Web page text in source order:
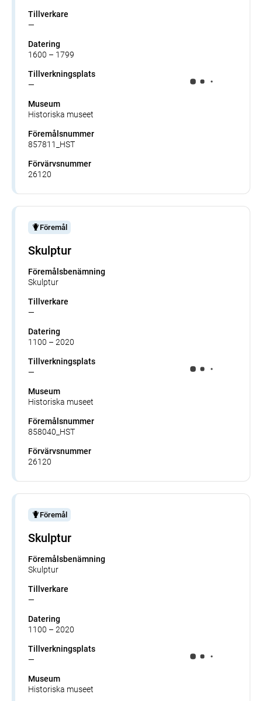
Tillverkare
—
Datering
1600 – 1799
Tillverkningsplats
—
Museum
Historiska museet
Föremålsnummer
857811_HST
Förvärvsnummer
26120
Föremål
Skulptur
Föremålsbenämning
Skulptur
Tillverkare
—
Datering
1100 – 2020
Tillverkningsplats
—
Museum
Historiska museet
Föremålsnummer
858040_HST
Förvärvsnummer
26120
Föremål
Skulptur
Föremålsbenämning
Skulptur
Tillverkare
—
Datering
1100 – 2020
Tillverkningsplats
—
Museum
Historiska museet